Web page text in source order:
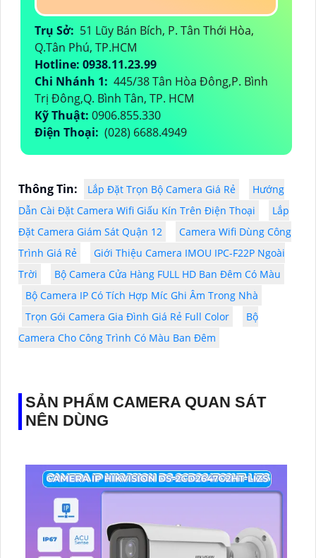
Trụ Sở: 51 Lũy Bán Bích, P. Tân Thới Hòa,
Q.Tân Phú, TP.HCM
Hotline: 0938.11.23.99
Chi Nhánh 1: 445/38 Tân Hòa Đông,P. Bình
Trị Đông,Q. Bình Tân, TP. HCM
Kỹ Thuật: 0906.855.330
Điện Thoại: (028) 6688.4949
Thông Tin: Lắp Đặt Trọn Bộ Camera Giá Rẻ
Hướng
Dẫn Cài Đặt Camera Wifi Giấu Kín Trên Điện Thoại
Lắp
Đặt Camera Giám Sát Quận 12
Camera Wifi Dùng Công
Trình Giá Rẻ
Giới Thiệu Camera IMOU IPC-F22P Ngoài
Trời
Bộ Camera Cửa Hàng FULL HD Ban Đêm Có Màu
Bộ Camera IP Có Tích Hợp Míc Ghi Âm Trong Nhà
Trọn Gói Camera Gia Đình Giá Rẻ Full Color
Bộ
Camera Cho Công Trình Có Màu Ban Đêm
SẢN PHẨM CAMERA QUAN SÁT
NÊN DÙNG